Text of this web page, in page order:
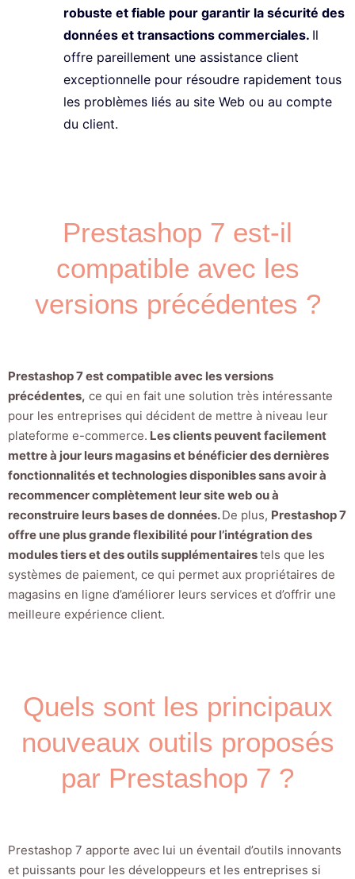
robuste et fiable pour garantir la sécurité des
données et transactions commerciales. Il
offre pareillement une assistance client
exceptionnelle pour résoudre rapidement tous
les problèmes liés au site Web ou au compte
du client.
Prestashop 7 est-il
compatible avec les
versions précédentes ?
Prestashop 7 est compatible avec les versions
précédentes, ce qui en fait une solution très intéressante
pour les entreprises qui décident de mettre à niveau leur
plateforme e-commerce. Les clients peuvent facilement
mettre à jour leurs magasins et bénéficier des dernières
fonctionnalités et technologies disponibles sans avoir à
recommencer complètement leur site web ou à
reconstruire leurs bases de données.De plus, Prestashop 7
offre une plus grande flexibilité pour l’intégration des
modules tiers et des outils supplémentairestels que les
systèmes de paiement, ce qui permet aux propriétaires de
magasins en ligne d’améliorer leurs services et d’offrir une
meilleure expérience client.
Quels sont les principaux
nouveaux outils proposés
par Prestashop 7 ?
Prestashop 7 apporte avec lui un éventail d’outils innovants
et puissants pour les développeurs et les entreprises si